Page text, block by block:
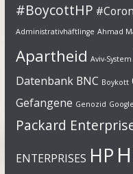
#BoycottHP
Administrativhäftlinge Ahmad
Apartheid Aviv-System
Datenbank BNC Boykott
Gefangene Genozid Google
Packard
ENTERPRISES HP